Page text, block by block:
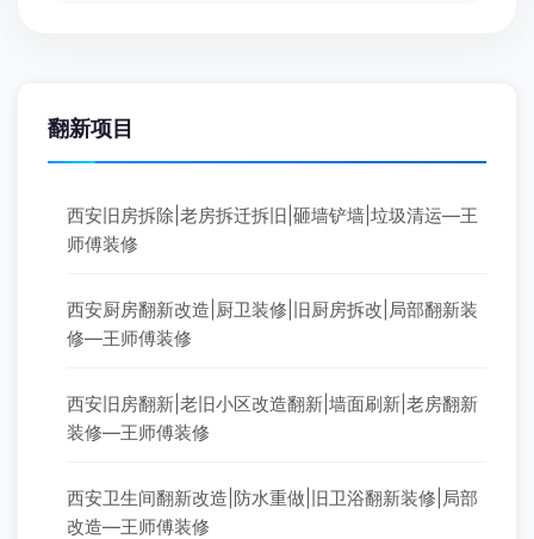
翻新项目
西安旧房拆除|老房拆迁拆旧|砸墙铲墙|垃圾清运—王
师傅装修
西安厨房翻新改造|厨卫装修|旧厨房拆改|局部翻新装
修—王师傅装修
西安旧房翻新|老旧小区改造翻新|墙面刷新|老房翻新
装修—王师傅装修
西安卫生间翻新改造|防水重做|旧卫浴翻新装修|局部
改造—王师傅装修